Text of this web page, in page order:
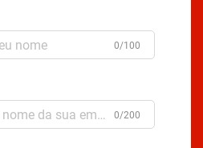
0/100
0/200